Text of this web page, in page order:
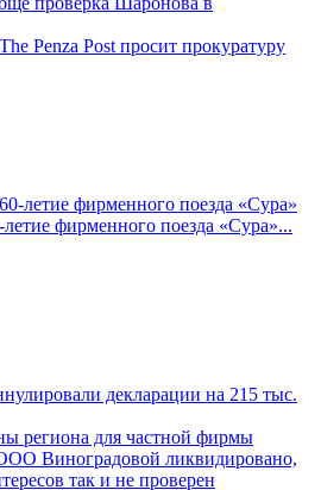
Penza Post просит прокуратуру
фирменного поезда «Сура»...
декларации на 215 тыс.